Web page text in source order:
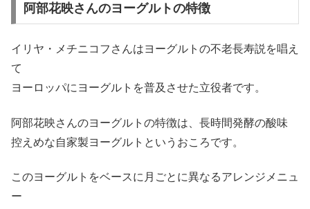
阿部花映さんのヨーグルトの特徴
イリヤ・メチニコフさんはヨーグルトの不老長寿説を唱え
て
ヨーロッパにヨーグルトを普及させた立役者です。
阿部花映さんのヨーグルトの特徴は、長時間発酵の酸味
控えめな自家製ヨーグルトというおころです。
このヨーグルトをベースに月ごとに異なるアレンジメニュ
ー